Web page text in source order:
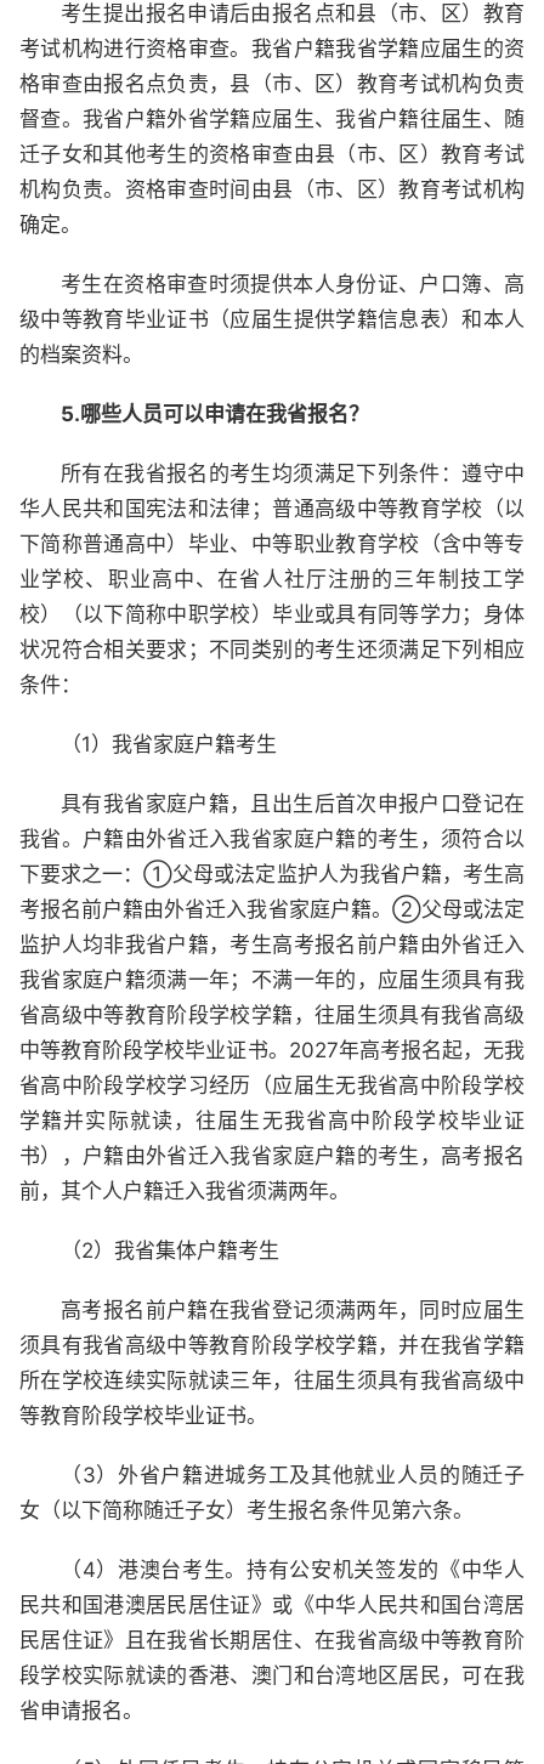
考生提出报名申请后由报名点和县（市、区）教育
考试机构进行资格审查。我省户籍我省学籍应届生的资
格审查由报名点负责，县（市、区）教育考试机构负责
督查。我省户籍外省学籍应届生、我省户籍往届生、随
迁子女和其他考生的资格审查由县（市、区）教育考试
机构负责。资格审查时间由县（市、区）教育考试机构
确定。
考生在资格审查时须提供本人身份证、户口簿、高
级中等教育毕业证书（应届生提供学籍信息表）和本人
的档案资料。
5.哪些人员可以申请在我省报名？
所有在我省报名的考生均须满足下列条件：遵守中
华人民共和国宪法和法律；普通高级中等教育学校（以
下简称普通高中）毕业、中等职业教育学校（含中等专
业学校、职业高中、在省人社厅注册的三年制技工学
校）（以下简称中职学校）毕业或具有同等学力；身体
状况符合相关要求；不同类别的考生还须满足下列相应
条件：
（1）我省家庭户籍考生
具有我省家庭户籍，且出生后首次申报户口登记在
我省。户籍由外省迁入我省家庭户籍的考生，须符合以
下要求之一：①父母或法定监护人为我省户籍，考生高
考报名前户籍由外省迁入我省家庭户籍。②父母或法定
监护人均非我省户籍，考生高考报名前户籍由外省迁入
我省家庭户籍须满一年；不满一年的，应届生须具有我
省高级中等教育阶段学校学籍，往届生须具有我省高级
中等教育阶段学校毕业证书。2027年高考报名起，无我
省高中阶段学校学习经历（应届生无我省高中阶段学校
学籍并实际就读，往届生无我省高中阶段学校毕业证
书），户籍由外省迁入我省家庭户籍的考生，高考报名
前，其个人户籍迁入我省须满两年。
（2）我省集体户籍考生
高考报名前户籍在我省登记须满两年，同时应届生
须具有我省高级中等教育阶段学校学籍，并在我省学籍
所在学校连续实际就读三年，往届生须具有我省高级中
等教育阶段学校毕业证书。
（3）外省户籍进城务工及其他就业人员的随迁子
女（以下简称随迁子女）考生报名条件见第六条。
（4）港澳台考生。持有公安机关签发的《中华人
民共和国港澳居民居住证》或《中华人民共和国台湾居
民居住证》且在我省长期居住、在我省高级中等教育阶
段学校实际就读的香港、澳门和台湾地区居民，可在我
省申请报名。